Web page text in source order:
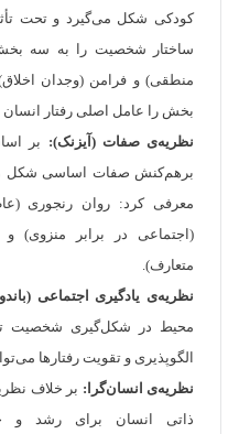
کودکی شکل می‌گیرد و تحت
ساختار شخصیت را به سه بخش
منطقی) و فرامن (وجدان
بخش را عامل اصلی رفتار
نظریه‌ی صفات (آیزنک):
بر
برهم‌کنش صفات اساسی شکل
معرفی کرد: روان رنجوری
(اجتماعی در برابر منزوی) و
متعارف).
نظریه‌ی یادگیری اجتماعی
محیط در شکل‌گیری شخصیت
الگوپذیری و تقویت رفتارها
نظریه‌ی انسان‌گرا: بر خلاف
ذاتی انسان برای رشد و